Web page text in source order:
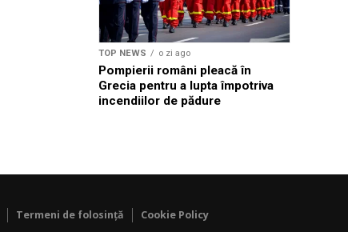
TOP NEWS o zi ago
Pompierii români pleacă în
Grecia pentru a lupta împotriva
incendiilor de pădure
Termeni de folosință Cookie Policy